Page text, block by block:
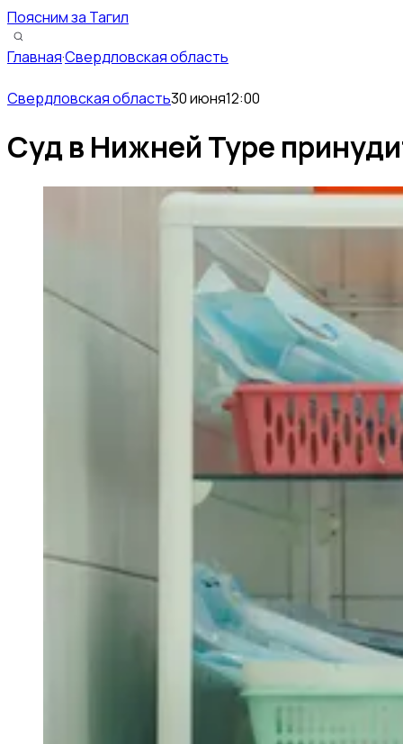
Поясним за Тагил
Главная·Свердловская область
Свердловская область30 июня12:00
Суд в Нижней Туре